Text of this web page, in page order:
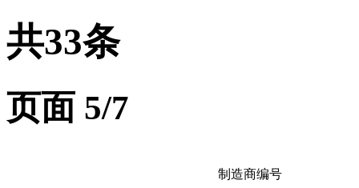
共33条
页面 5/7
制造商编号